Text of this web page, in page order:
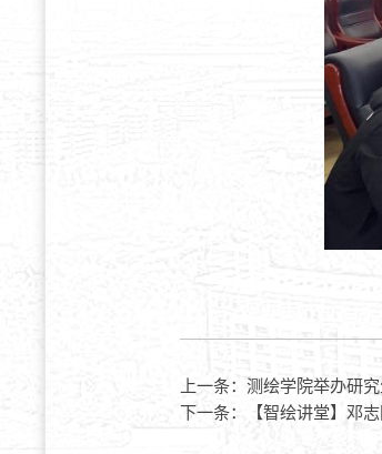
上一条： 测绘学院举办研究
下一条：
【智绘讲堂】邓